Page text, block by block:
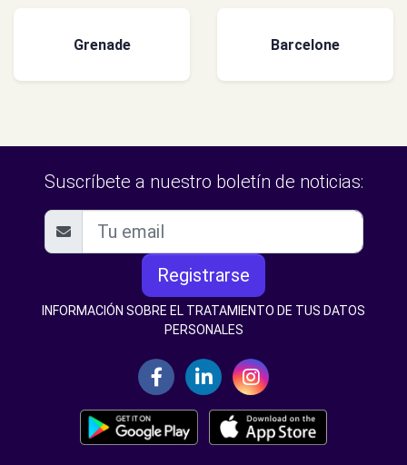
Grenade Barcelone
Suscríbete a nuestro boletín de noticias:
Registrarse
INFORMACIÓN SOBRE EL TRATAMIENTO DE TUS DATOS
PERSONALES